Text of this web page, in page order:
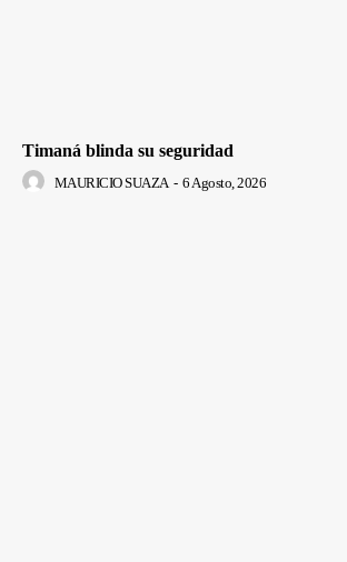
Timaná blinda su seguridad
MAURICIO SUAZA - 6 Agosto, 2026